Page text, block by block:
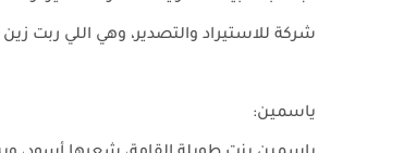
شركة للاستيراد والتصدير، وهي اللي ربت
ياسمين: